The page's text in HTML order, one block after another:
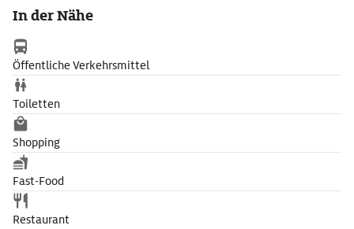
In der Nähe
Öffentliche Verkehrsmittel
Toiletten
Shopping
Fast-Food
Restaurant